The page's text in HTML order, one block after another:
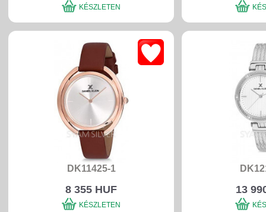
KÉSZLETEN
DK11425-1
8 355 HUF
KÉSZLETEN
13